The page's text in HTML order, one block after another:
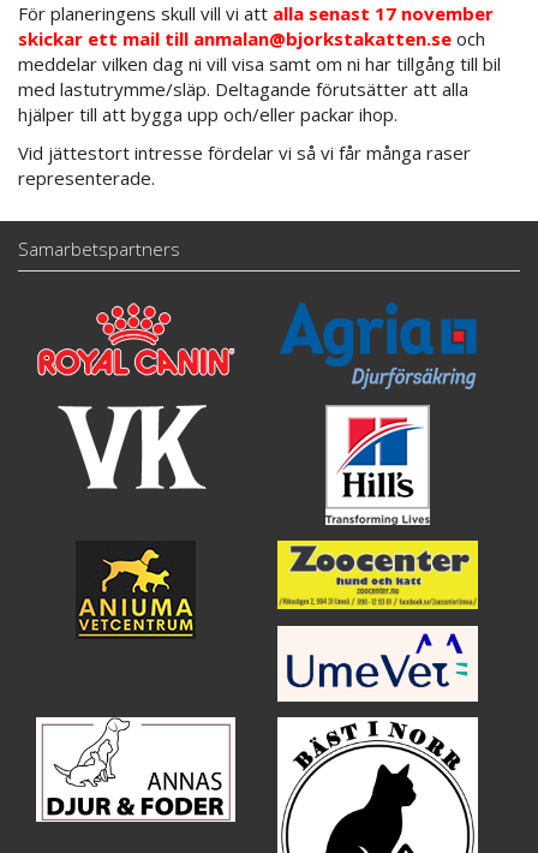
För planeringens skull vill vi att alla senast 17 november
skickar ett mail till anmalan@bjorkstakatten.se och
meddelar vilken dag ni vill visa samt om ni har tillgång till bil
med lastutrymme/släp. Deltagande förutsätter att alla
hjälper till att bygga upp och/eller packar ihop.
Vid jättestort intresse fördelar vi så vi får många raser
representerade.
Samarbetspartners